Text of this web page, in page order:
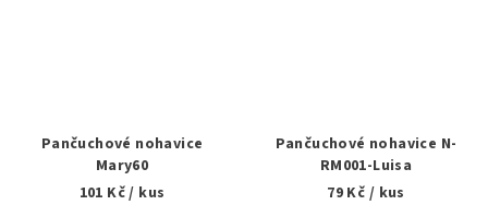
Pančuchové nohavice
Mary60
101 Kč/ kus
Pančuchové nohavice N-
RM001-Luisa
79 Kč / kus